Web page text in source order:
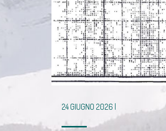
24 GIUGNO 2026 |